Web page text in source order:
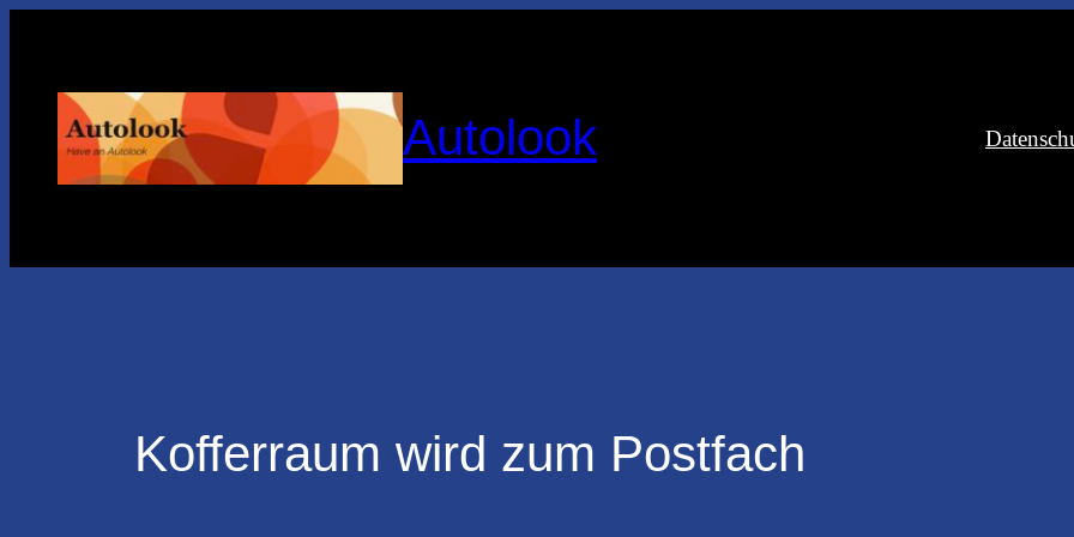
springen
Autolook
Kofferraum wird zum Postfach